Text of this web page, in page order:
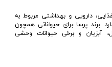
دارویی و بهداشتی مربوط به
برند پرسا برای حیواناتی همچون
آبزیان و برخی حیوانات وحشی